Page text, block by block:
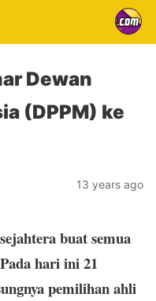
Dewan
(DPPM) ke
13 years ago
buat semua
hari ini 21
pemilihan ahli